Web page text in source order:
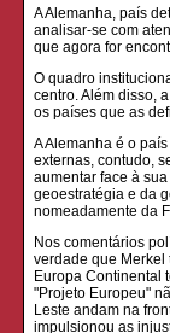
A Alemanha, país
analisar-se com
que agora for
O quadro
centro. Além disso,
os países que as
A Alemanha é o
externas, contudo,
aumentar face à
geoestratégia e da
nomeadamente da
Nos comentários
verdade que Merkel
Europa Continental
"Projeto Europeu"
Leste andam na
impulsionou as